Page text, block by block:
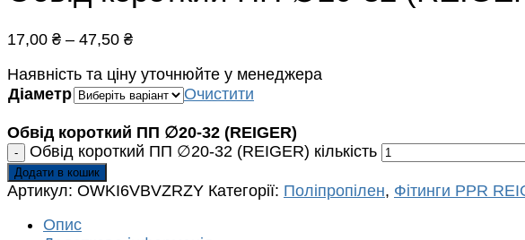
17,00 ₴ – 47,50 ₴
Наявність та ціну уточнюйте у менеджера
Діаметр
Очистити
Обвід короткий ПП ∅20-32 (REIGER)
Обвід короткий ПП ∅20-32 (REIGER) кількість
Додати в кошик
Артикул: OWKI6VBVZRZY Категорії: Поліпропілен, Фітинги PPR
Опис